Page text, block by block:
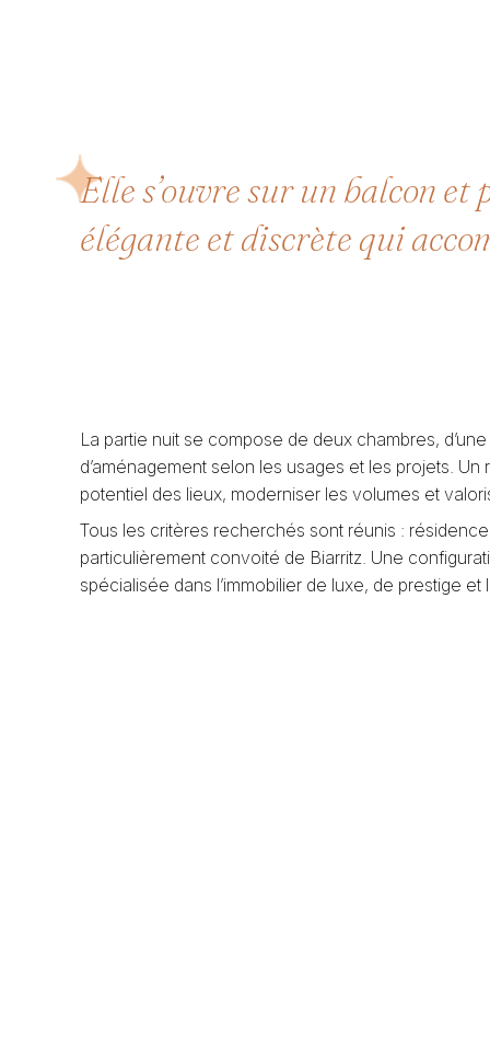
Elle s’ouvre sur un balcon et
élégante et discrète qui
La partie nuit se compose de deux chambres,
d’aménagement selon les usages et les projets.
potentiel des lieux, moderniser les volumes et
Tous les critères recherchés sont réunis :
particulièrement convoité de Biarritz. Une
spécialisée dans l’immobilier de luxe, de prestige